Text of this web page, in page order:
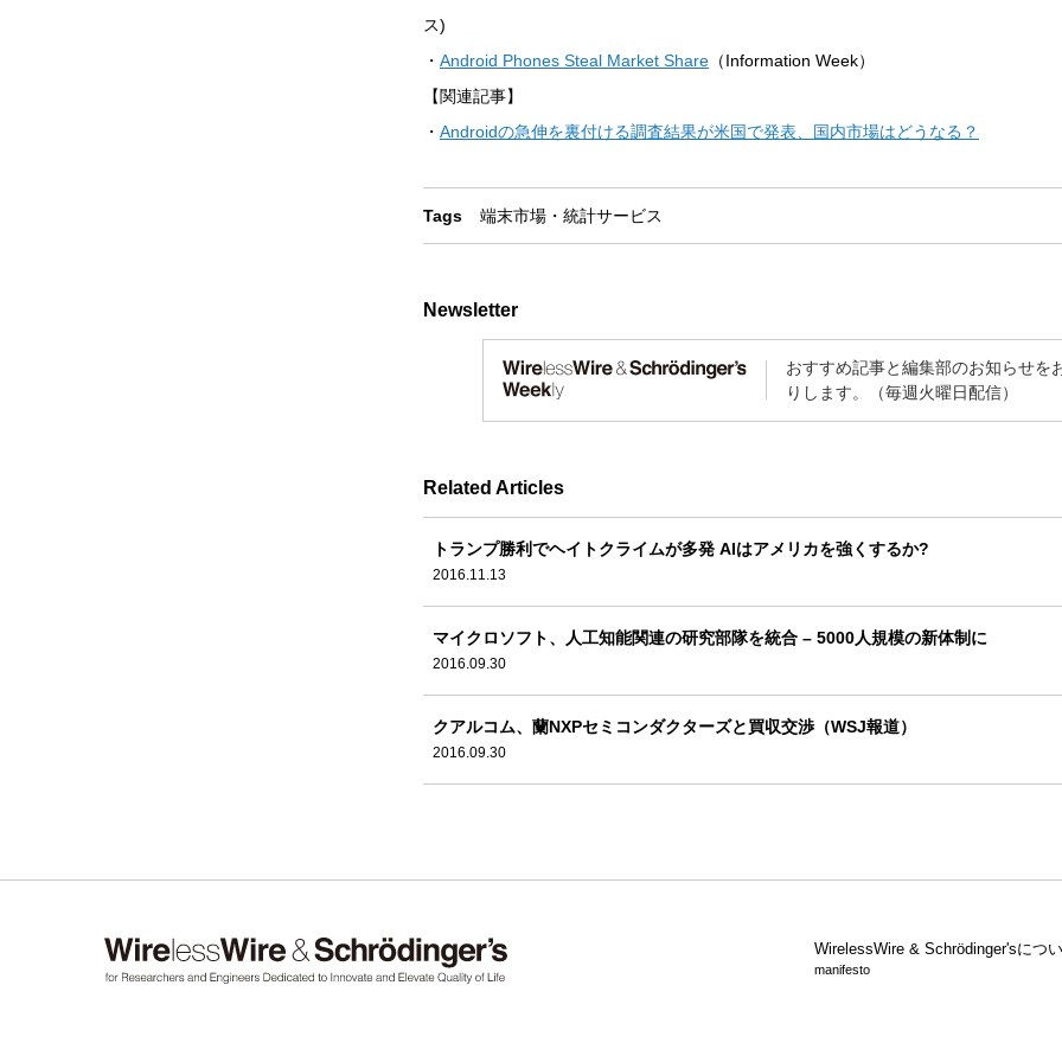
ス)
・ Android Phones Steal Market Share （Information Week）
【関連記事】
・ Androidの急伸を裏付ける調査結果が米国で発表、国内市場はどうなる？
Tags 端末市場・統計サービス
Newsletter
おすすめ記事と編集部のお知らせを
りします。（毎週火曜日配信）
Related Articles
トランプ勝利でヘイトクライムが多発 AIはアメリカを強くするか?
2016.11.13
マイクロソフト、人工知能関連の研究部隊を統合 – 5000人規模の新体制に
2016.09.30
クアルコム、蘭NXPセミコンダクターズと買収交渉（WSJ報道）
2016.09.30
WirelessWire & Schrödinger'sにつ
manifesto